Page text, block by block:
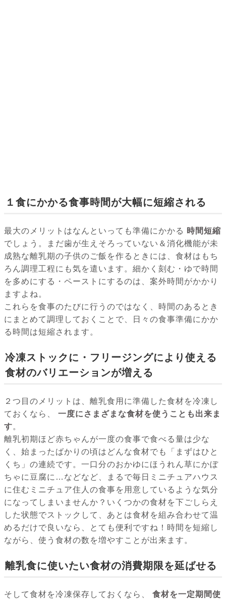
１食にかかる食事時間が大幅に短縮される
最大のメリットはなんといっても準備にかかる 時間短縮
でしょう。まだ歯が生えそろっていない＆消化機能が未
成熟な離乳期の子供のご飯を作るときには、食材はもち
ろん調理工程にも気を遣います。細かく刻む・ゆで時間
を多めにする・ペーストにするのは、案外時間がかかり
ますよね。
これらを食事のたびに行うのではなく、時間のあるとき
にまとめて調理しておくことで、日々の食事準備にかか
る時間は短縮されます。
冷凍ストックに・フリージングにより使える
食材のバリエーションが増える
２つ目のメリットは、離乳食用に準備した食材を冷凍し
ておくなら、
一度にさまざまな食材を使うことも出来ま
す。
離乳初期ほど赤ちゃんが一度の食事で食べる量は少な
く、始まったばかりの頃はどんな食材でも「まずはひと
くち」の連続です。一口分のおかゆにほうれん草にかぼ
ちゃに豆腐に…などなど、まるで毎日ミニチュアハウス
に住むミニチュア住人の食事を用意しているような気分
になってしまいませんか？いくつかの食材を下ごしらえ
した状態でストックして、あとは食材を組み合わせて温
めるだけで良いなら、とても便利ですね！時間を短縮し
ながら、使う食材の数を増やすことが出来ます。
離乳食に使いたい食材の消費期限を延ばせる
そして食材を冷凍保存しておくなら、
食材を一定期間使